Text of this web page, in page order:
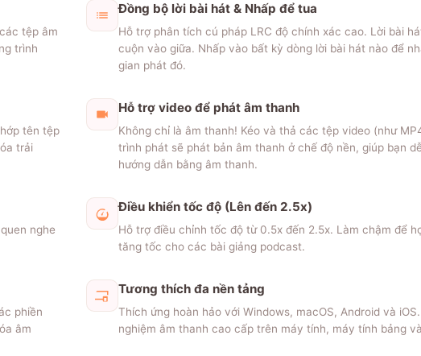
tệp âm
trình
Đồng bộ lời bài hát & Nhấp để tua
Hỗ trợ phân tích cú pháp LRC độ chính xác cao. Lời bài
cuộn vào giữa. Nhấp vào bất kỳ dòng lời bài hát nào để
gian phát đó.
tên tệp
trải
Hỗ trợ video để phát âm thanh
Không chỉ là âm thanh! Kéo và thả các tệp video (như
trình phát sẽ phát bản âm thanh ở chế độ nền, giúp bạn
hướng dẫn bằng âm thanh.
nghe
Điều khiển tốc độ (Lên đến 2.5x)
Hỗ trợ điều chỉnh tốc độ từ 0.5x đến 2.5x. Làm chậm để
tăng tốc cho các bài giảng podcast.
phiền
âm
Tương thích đa nền tảng
Thích ứng hoàn hảo với Windows, macOS, Android và
nghiệm âm thanh cao cấp trên máy tính, máy tính bảng